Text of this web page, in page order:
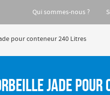
Qui sommes-nous ?
pour conteneur 240 Litres
Jade